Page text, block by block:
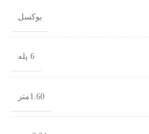
یوکسل
6 پله
1.60متر